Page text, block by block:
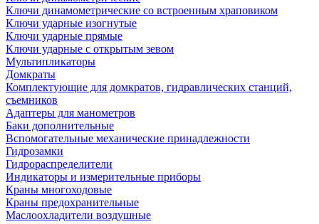
Ключи динамометрические со встроенным храповиком
Ключи ударные изогнутые
Ключи ударные прямые
Ключи ударные с открытым зевом
Мультипликаторы
Домкраты
Комплектующие для домкратов, гидравлических станций,
съемников
Адаптеры для манометров
Баки дополнительные
Вспомогательные механические принадлежности
Гидрозамки
Гидрораспределители
Индикаторы и измерительные приборы
Краны многоходовые
Краны предохранительные
Маслоохладители воздушные